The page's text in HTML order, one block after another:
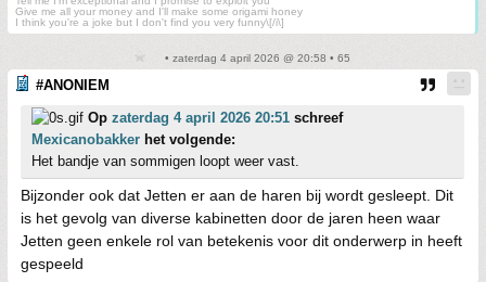
Give me all your money and I'll make some origami honey
I think you're a joke but I don't find you very funny\[/i\]
• zaterdag 4 april 2026 @ 20:58 • 65
#ANONIEM
Op zaterdag 4 april 2026 20:51 schreef
Mexicanobakker het volgende:
Het bandje van sommigen loopt weer vast.
Bijzonder ook dat Jetten er aan de haren bij wordt gesleept. Dit
is het gevolg van diverse kabinetten door de jaren heen waar
Jetten geen enkele rol van betekenis voor dit onderwerp in heeft
gespeeld